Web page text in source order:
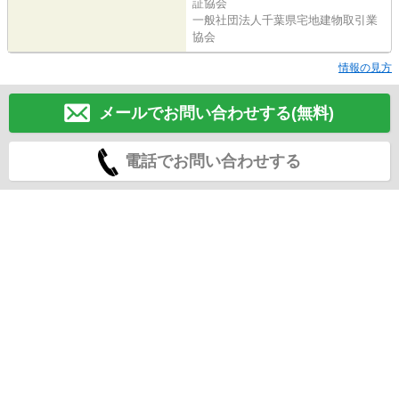
証協会
一般社団法人千葉県宅地建物取引業
協会
情報の見方
メールでお問い合わせする(無料)
電話でお問い合わせする